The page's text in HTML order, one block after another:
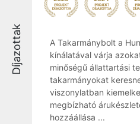
Díjazottak
A Takarmánybolt a
kínálatával várja
minőségű állattartási
takarmányokat
viszonylatban
megbízható
hozzáállása ...